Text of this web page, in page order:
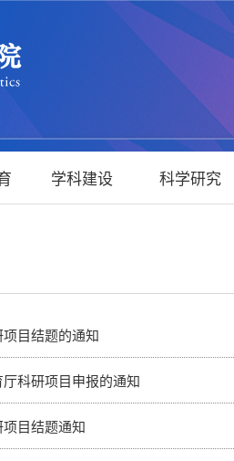
学科建设 科学研究
目结题的通知
科研项目申报的通知
目结题通知